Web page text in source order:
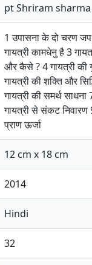
pt Shriram
1 उपासना के दो चरण
गायत्री कामधेनु है 3
और कैसे ? 4 गायत्री की
गायत्री की शक्ति और
गायत्री की समर्थ साधना
गायत्री से संकट निवारण
प्राण ऊर्जा
12 cm x 18 cm
2014
Hindi
32